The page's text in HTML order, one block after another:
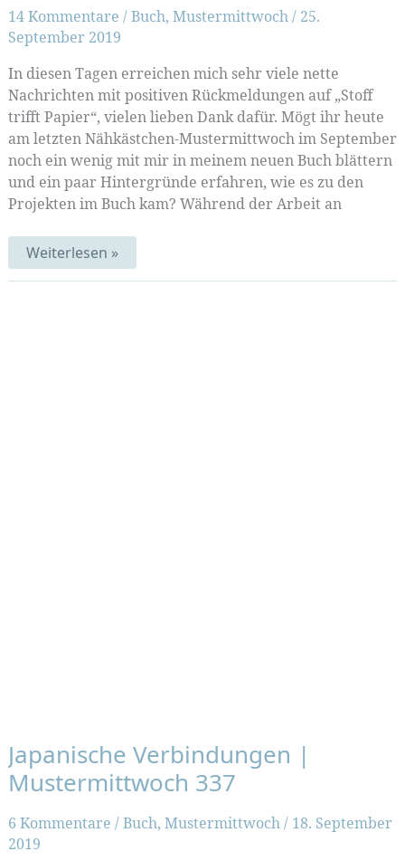
14 Kommentare /Buch, Mustermittwoch/ 25.
September 2019
In diesen Tagen erreichen mich sehr viele nette
Nachrichten mit positiven Rückmeldungen auf „Stoff
trifft Papier“, vielen lieben Dank dafür. Mögt ihr heute
am letzten Nähkästchen-Mustermittwoch im September
noch ein wenig mit mir in meinem neuen Buch blättern
und ein paar Hintergründe erfahren, wie es zu den
Projekten im Buch kam? Während der Arbeit an
Schnittmuster-
Erbe
(Mustermittwoch
Weiterlesen »
Japanische Verbindungen |
Mustermittwoch 337
6 Kommentare /Buch, Mustermittwoch/ 18. September
2019